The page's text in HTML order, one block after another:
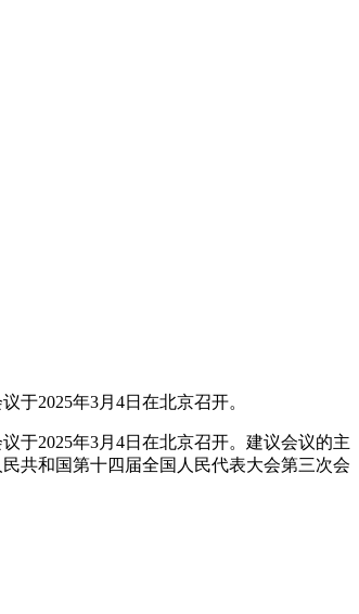
2025年3月4日在北京召开。
2025年3月4日在北京召开。建议会议的主
共和国第十四届全国人民代表大会第三次会